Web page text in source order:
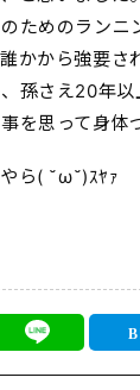
ためのランニ
かから強要さ
孫さえ20年
を思って身体
ら( ˘ω˘)ｽﾔｧ